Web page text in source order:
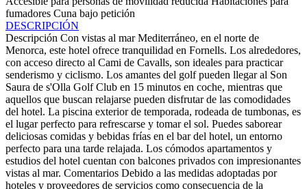
fumadores Cuna bajo petición
DESCRIPCIÓN
Descripción Con vistas al mar Mediterráneo, en el norte de
Menorca, este hotel ofrece tranquilidad en Fornells. Los alrededores,
con acceso directo al Cami de Cavalls, son ideales para practicar
senderismo y ciclismo. Los amantes del golf pueden llegar al Son
Saura de s'Olla Golf Club en 15 minutos en coche, mientras que
aquellos que buscan relajarse pueden disfrutar de las comodidades
del hotel. La piscina exterior de temporada, rodeada de tumbonas, es
el lugar perfecto para refrescarse y tomar el sol. Puedes saborear
deliciosas comidas y bebidas frías en el bar del hotel, un entorno
perfecto para una tarde relajada. Los cómodos apartamentos y
estudios del hotel cuentan con balcones privados con impresionantes
vistas al mar. Comentarios Debido a las medidas adoptadas por
hoteles y proveedores de servicios como consecuencia de la